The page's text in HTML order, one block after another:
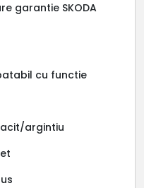
garantie SKODA
cu functie
argintiu